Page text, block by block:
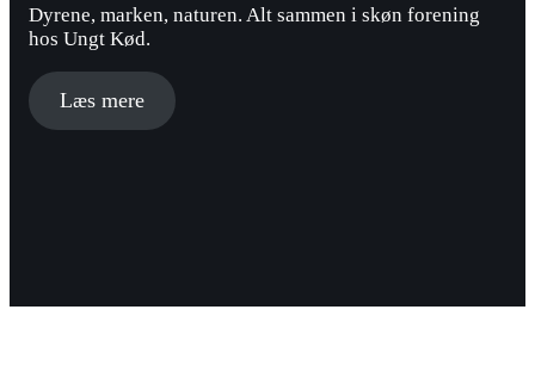
Dyrene, marken, naturen. Alt sammen i skøn forening
hos Ungt Kød.
Læs mere